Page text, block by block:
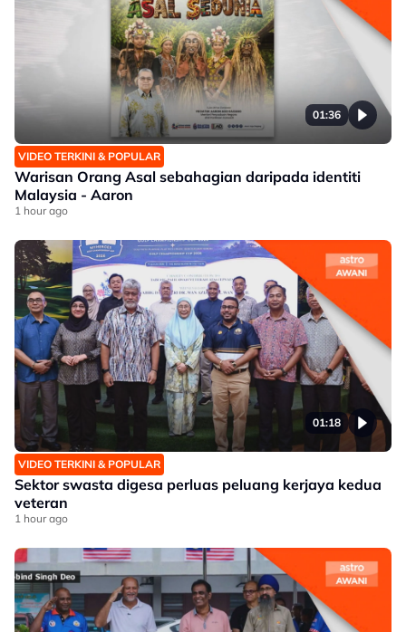
01:36
VIDEO TERKINI & POPULAR
Warisan Orang Asal sebahagian daripada identiti
Malaysia - Aaron
1 hour ago
01:18
VIDEO TERKINI & POPULAR
Sektor swasta digesa perluas peluang kerjaya kedua
veteran
1 hour ago